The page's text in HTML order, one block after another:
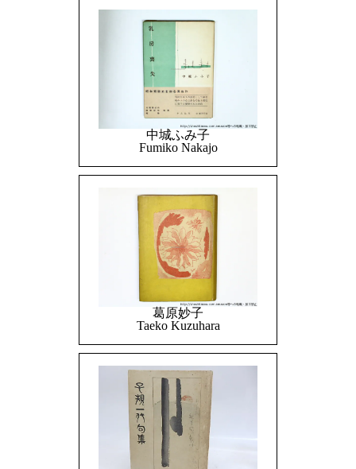
中城ふみ子
Fumiko Nakajo
葛原妙子
Taeko Kuzuhara